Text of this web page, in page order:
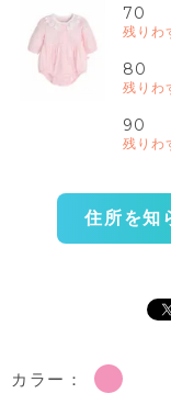
70
残りわ
80
残りわ
90
残りわ
住所を知
カラー：